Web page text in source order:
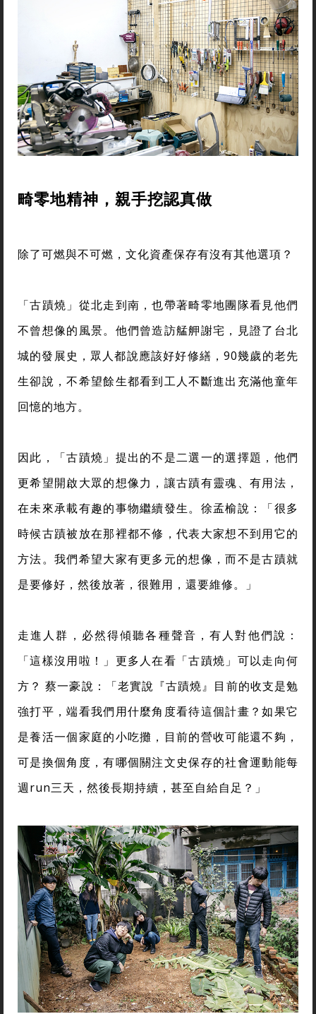
畸零地精神，親手挖認真做
除了可燃與不可燃，文化資產保存有沒有其他選項？
「古蹟燒」從北走到南，也帶著畸零地團隊看見他們
不曾想像的風景。他們曾造訪艋舺謝宅，見證了台北
城的發展史，眾人都說應該好好修繕，90幾歲的老先
生卻說，不希望餘生都看到工人不斷進出充滿他童年
回憶的地方。
因此，「古蹟燒」提出的不是二選一的選擇題，他們
更希望開啟大眾的想像力，讓古蹟有靈魂、有用法，
在未來承載有趣的事物繼續發生。徐孟榆說：「很多
時候古蹟被放在那裡都不修，代表大家想不到用它的
方法。我們希望大家有更多元的想像，而不是古蹟就
是要修好，然後放著，很難用，還要維修。」
走進人群，必然得傾聽各種聲音，有人對他們說：
「這樣沒用啦！」更多人在看「古蹟燒」可以走向何
方？ 蔡一豪說：「老實說『古蹟燒』目前的收支是勉
強打平，端看我們用什麼角度看待這個計畫？如果它
是養活一個家庭的小吃攤，目前的營收可能還不夠，
可是換個角度，有哪個關注文史保存的社會運動能每
週run三天，然後長期持續，甚至自給自足？」